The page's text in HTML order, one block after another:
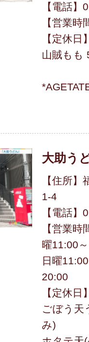
【電話
【営業
【定休日
山賊もも
大助う
【住所
1-4
【電話
【営業
曜11:00
日曜
20:00
【定休日
ごぼう天
み)